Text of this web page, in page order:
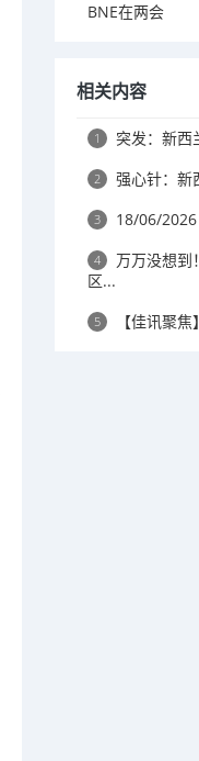
BNE在两会
相关内容
1 突发：新西
2 强心针：新
3 18/06/
4
万万没想到
区...
5 【佳讯聚